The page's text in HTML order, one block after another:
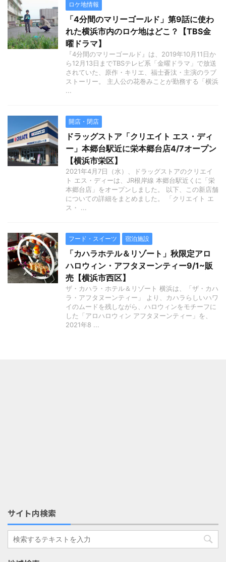
ロケ地情報
「4分間のマリーゴールド」第9話に使わ
れた横浜市内のロケ地はどこ？【TBS金
曜ドラマ】
『4分間のマリーゴールド』は、2019年10月11日か
ら12月13日までTBSテレビ系「金曜ドラマ」で放送
されていた、原作・キリエ、福士蒼汰・主演のラブ
ストーリー。 主人公の花巻みことが勤務する「横浜
...
開店・閉店
ドラッグストア「クリエイト エス・ディ
ー」本郷台駅近に栄本郷台店4/7オープン
【横浜市栄区】
2021年4月7日（水）、ドラッグストアのクリエイ
ト エス・ディーは、JR根岸線 本郷台駅近くに「栄
本郷台店」をオープンしました。 以下、この新店舗
についての詳細をまとめました。 「クリエイト エ
ス・ ...
フード・スイーツ 宿泊施設
「カハラホテル＆リゾート」秋限定アロ
ハロウィン・アフタヌーンティー9/1~販
売【横浜市西区】
ザ・カハラ・ホテル＆リゾート 横浜は、「ザ・カハ
ラ・アフタヌーンティー」 より、カハラらしいハワ
イのムードを残しながら、ハロウィンをモチーフに
した「アロハロウィン アフタヌーンティー」を、
2021年8 ...
サイト内検索